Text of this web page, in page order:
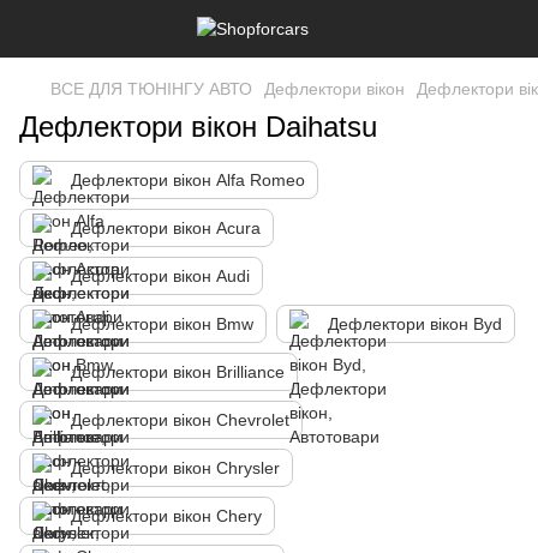
ВСЕ ДЛЯ ТЮНІНГУ АВТО Дефлектори вікон Дефлектори
Дефлектори вікон Daihatsu
Дефлектори вікон Alfa Romeo
Дефлектори вікон Acura
Дефлектори вікон Audi
Дефлектори вікон Bmw Дефлектори вікон Byd
Дефлектори вікон Brilliance
Дефлектори вікон Chevrolet
Дефлектори вікон Chrysler
Дефлектори вікон Chery